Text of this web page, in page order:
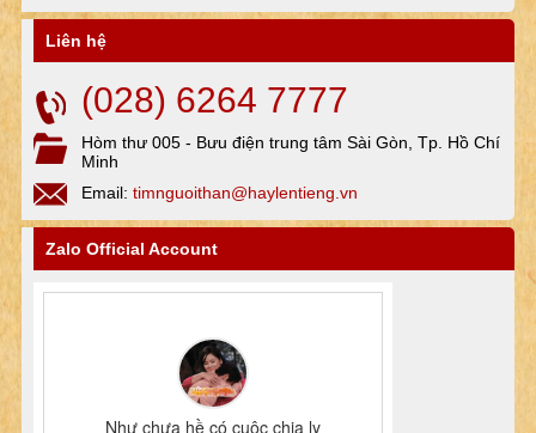
Liên hệ
(028) 6264 7777
Hòm thư 005 - Bưu điện trung tâm Sài Gòn, Tp. Hồ Chí
Minh
Email: timnguoithan@haylentieng.vn
Zalo Official Account